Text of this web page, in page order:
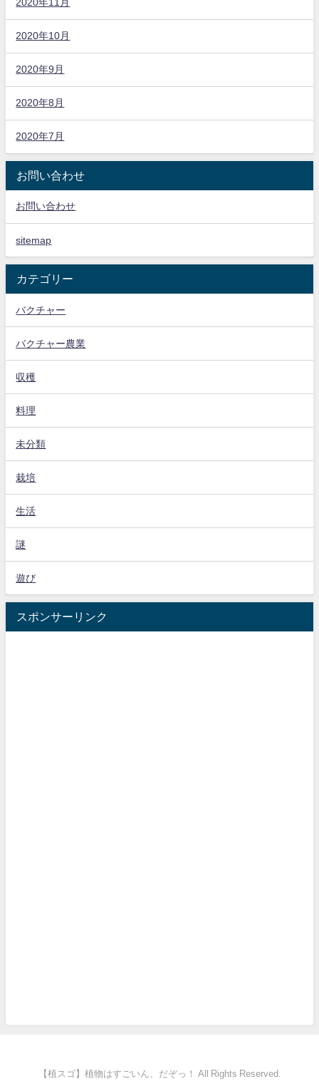
2020年11月
2020年10月
2020年9月
2020年8月
2020年7月
お問い合わせ
お問い合わせ
sitemap
カテゴリー
バクチャー
バクチャー農業
収穫
料理
未分類
栽培
生活
謎
遊び
スポンサーリンク
【植スゴ】植物はすごいん、だぞっ！ All Rights Reserved.